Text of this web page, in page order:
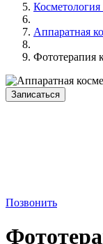
Косметология
Аппаратная
Фототерапия
Записаться
Позвонить